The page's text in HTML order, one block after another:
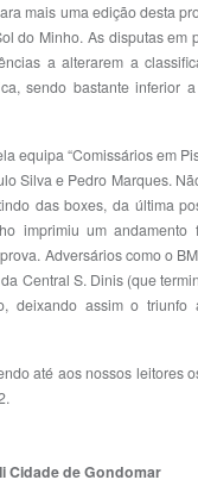
mais uma edição desta
do Minho. As disputas em
a alterarem a
sendo bastante inferior
equipa “Comissários em
Silva e Pedro Marques.
das boxes, da última
imprimiu um
Adversários como o
Central S. Dinis (que
deixando assim o
até aos nossos leitores
Cidade de Gondomar